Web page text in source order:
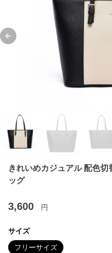
Previous slide
きれいめカジュアル 配色
ッグ
3,600 円
サイズ
フリーサイズ